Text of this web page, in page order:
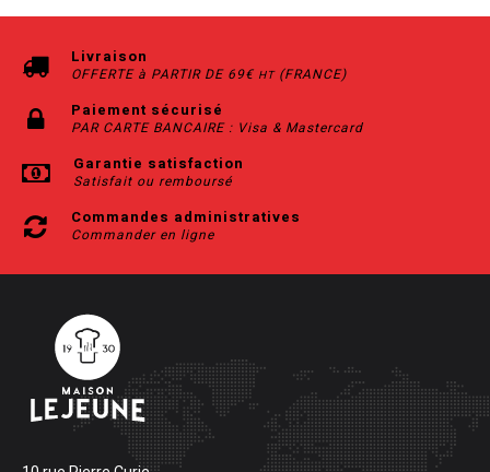
Livraison
OFFERTE à PARTIR DE 69€ HT(FRANCE)
Paiement sécurisé
PAR CARTE BANCAIRE : Visa & Mastercard
Garantie satisfaction
Satisfait ou remboursé
Commandes administratives
Commander en ligne